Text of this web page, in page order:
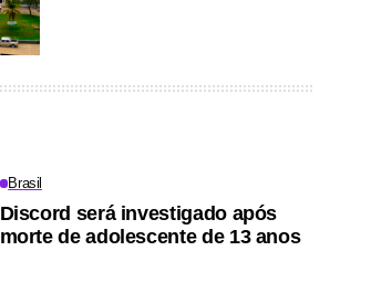
Brasil
Discord será investigado após
morte de adolescente de 13 anos